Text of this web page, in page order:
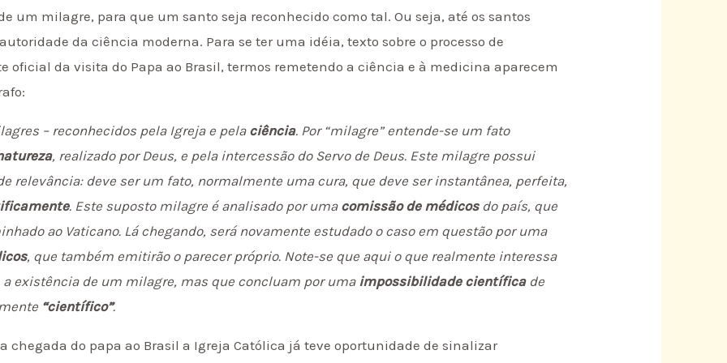
um milagre, para que um santo seja reconhecido como tal. Ou seja, até os santos
da ciência moderna. Para se ter uma idéia, texto sobre o processo de
oficial da visita do Papa ao Brasil, termos remetendo a ciência e à medicina aparecem
– reconhecidos pela Igreja e pela ciência. Por “milagre” entende-se um fato
, realizado por Deus, e pela intercessão do Servo de Deus. Este milagre possui
relevância: deve ser um fato, normalmente uma cura, que deve ser instantânea, perfeita,
. Este suposto milagre é analisado por uma comissão de médicosdo país, que
ao Vaticano. Lá chegando, será novamente estudado o caso em questão por uma
, que também emitirão o parecer próprio. Note-se que aqui o que realmente interessa
existência de um milagre, mas que concluam por uma impossibilidade científicade
“científico”.
chegada do papa ao Brasil a Igreja Católica já teve oportunidade de sinalizar